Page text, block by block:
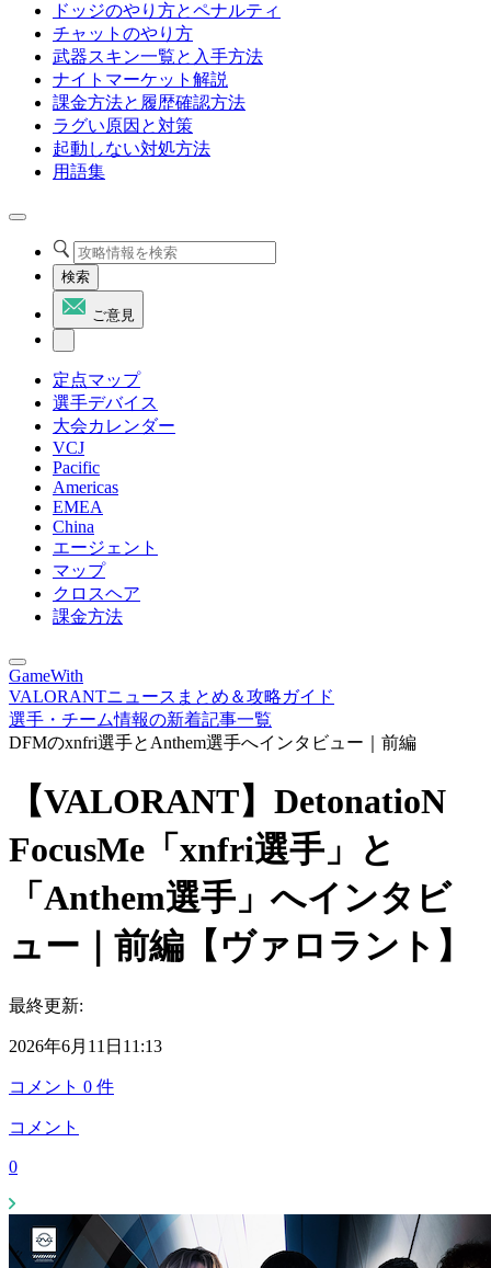
ドッジのやり方とペナルティ
チャットのやり方
武器スキン一覧と入手方法
ナイトマーケット解説
課金方法と履歴確認方法
ラグい原因と対策
起動しない対処方法
用語集
検索
ご意見
定点マップ
選手デバイス
大会カレンダー
VCJ
Pacific
Americas
EMEA
China
エージェント
マップ
クロスヘア
課金方法
GameWith
VALORANTニュースまとめ＆攻略ガイド
選手・チーム情報の新着記事一覧
DFMのxnfri選手とAnthem選手へインタビュー｜前編
【VALORANT】DetonatioN
FocusMe「xnfri選手」と
「Anthem選手」へインタビ
ュー｜前編【ヴァロラント】
最終更新:
2026年6月11日11:13
コメント 0 件
コメント
0